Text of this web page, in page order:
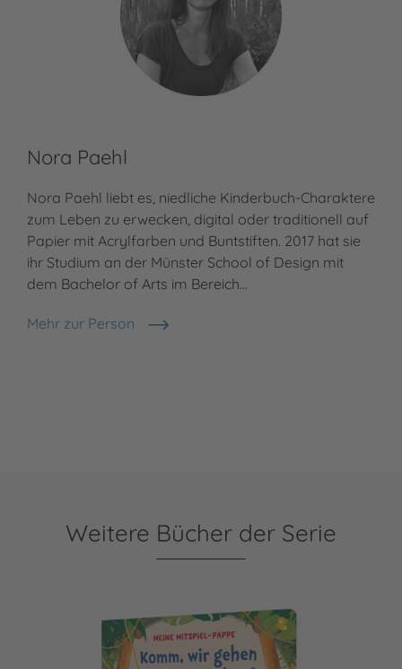
Nora Paehl
Nora Paehl liebt es, niedliche Kinderbuch-Charaktere
zum Leben zu erwecken, digital oder traditionell auf
Papier mit Acrylfarben und Buntstiften. 2017 hat sie
ihr Studium an der Münster School of Design mit
dem Bachelor of Arts im Bereich…
Mehr zur Person
Nora Paehl
Weitere Bücher der Serie